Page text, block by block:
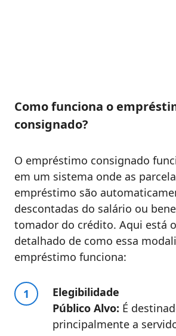
Como funciona o
consignado?
O empréstimo consignado
em um sistema onde as
empréstimo são
descontadas do salário ou
tomador do crédito. Aqui está
detalhado de como essa
empréstimo funciona:
Elegibilidade
Público Alvo: É
principalmente a